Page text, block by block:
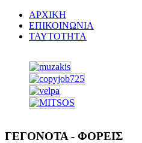
ΑΡΧΙΚΗ
ΕΠΙΚΟΙΝΩΝΙΑ
ΤΑΥΤΟΤΗΤΑ
ΓΕΓΟΝΟΤΑ - ΦΟΡΕΙΣ